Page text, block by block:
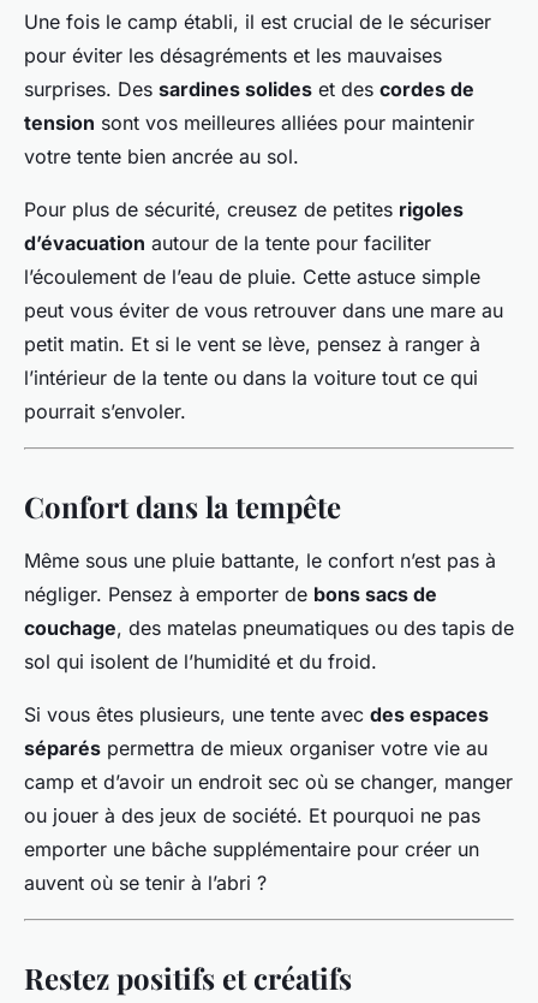
Une fois le camp établi, il est crucial de le sécuriser
pour éviter les désagréments et les mauvaises
surprises. Des sardines solides et des cordes de
tension sont vos meilleures alliées pour maintenir
votre tente bien ancrée au sol.
Pour plus de sécurité, creusez de petites rigoles
d’évacuation autour de la tente pour faciliter
l’écoulement de l’eau de pluie. Cette astuce simple
peut vous éviter de vous retrouver dans une mare au
petit matin. Et si le vent se lève, pensez à ranger à
l’intérieur de la tente ou dans la voiture tout ce qui
pourrait s’envoler.
Confort dans la tempête
Même sous une pluie battante, le confort n’est pas à
négliger. Pensez à emporter de bons sacs de
couchage, des matelas pneumatiques ou des tapis de
sol qui isolent de l’humidité et du froid.
Si vous êtes plusieurs, une tente avec des espaces
séparés permettra de mieux organiser votre vie au
camp et d’avoir un endroit sec où se changer, manger
ou jouer à des jeux de société. Et pourquoi ne pas
emporter une bâche supplémentaire pour créer un
auvent où se tenir à l’abri ?
Restez positifs et créatifs